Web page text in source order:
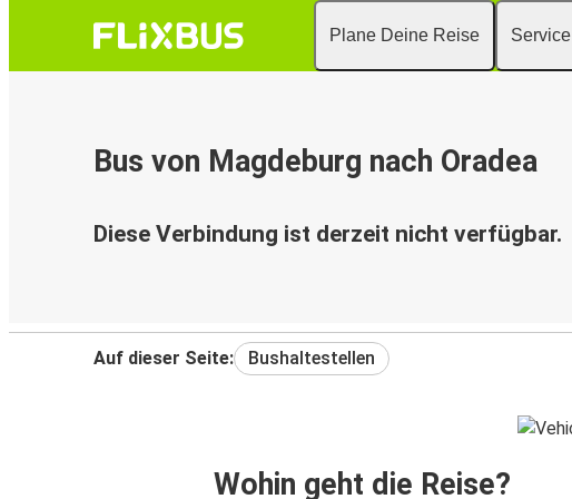
Plane Deine Reise Service
Bus von Magdeburg nach Oradea
Diese Verbindung ist derzeit nicht verfügbar.
Auf dieser Seite: Bushaltestellen
Wohin geht die Reise?